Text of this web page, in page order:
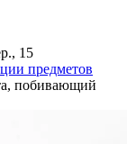
15
предметов
побивающий